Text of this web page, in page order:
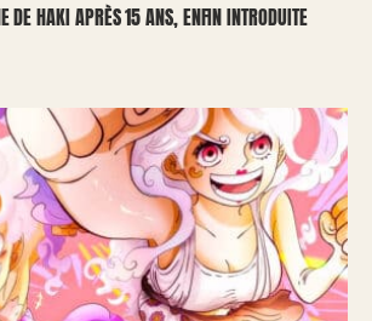
DE HAKI APRÈS 15 ANS, ENFIN INTRODUITE